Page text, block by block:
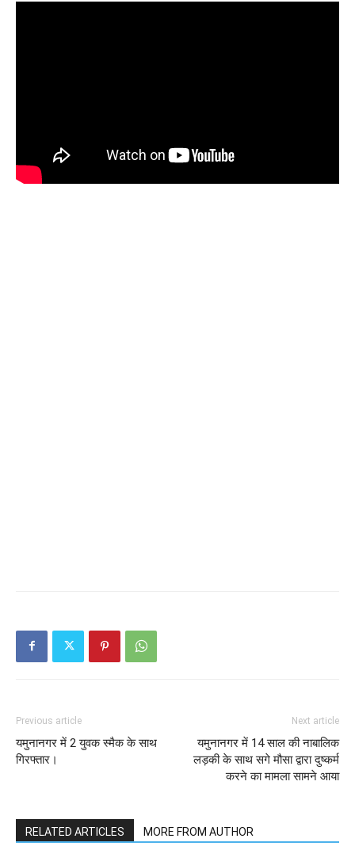
Previous article
यमुनानगर में 2 युवक स्मैक के साथ
गिरफ्तार।
Next article
यमुनानगर में 14 साल की नाबालिक
लड़की के साथ सगे मौसा द्वारा दुष्कर्म
करने का मामला सामने आया
RELATED ARTICLES MORE FROM AUTHOR